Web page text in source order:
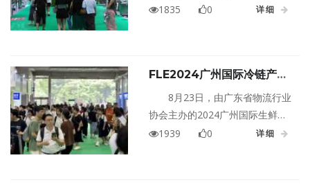
州 · 广交会展馆A区盛大举行。本
示了冷链及制冷技术-自动化冷库
集成及物流仓储技术-冷库建设及
设施-冷链运输装备-冷链温控信息
技术-冷链物流及供应链服务等上
1835 0 详细
FLE2024广州国际冷链产业
博览会开幕 |
8月23日，由广东省物流行业
协会主办的2024广州国际生鲜供
应链及冷链技术装备展览会(简
1939 0 详细